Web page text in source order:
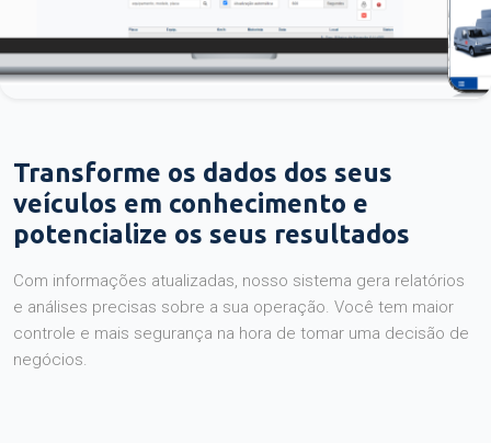
Transforme os dados dos seus
veículos em conhecimento e
potencialize os seus resultados
Com informações atualizadas, nosso sistema gera relatórios
e análises precisas sobre a sua operação. Você tem maior
controle e mais segurança na hora de tomar uma decisão de
negócios.